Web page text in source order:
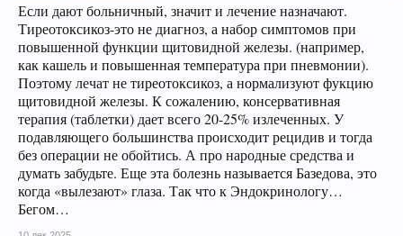
Если дают больничный, значит и лечение назначают.
Тиреотоксикоз-это не диагноз, а набор симптомов при
повышенной функции щитовидной железы. (например,
как кашель и повышенная температура при пневмонии).
Поэтому лечат не тиреотоксикоз, а нормализуют фукцию
щитовидной железы. К сожалению, консервативная
терапия (таблетки) дает всего 20-25% излеченных. У
подавляющего большинства происходит рецидив и тогда
без операции не обойтись. А про народные средства и
думать забудьте. Еще эта болезнь называется Базедова, это
когда «вылезают» глаза. Так что к Эндокринологу…
Бегом…